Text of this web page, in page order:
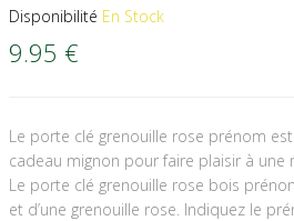
Disponibilité En Stock
9.95 €
Le porte clé grenouille rose prénom
cadeau mignon pour faire plaisir à une
Le porte clé grenouille rose bois
et d’une grenouille rose. Indiquez le